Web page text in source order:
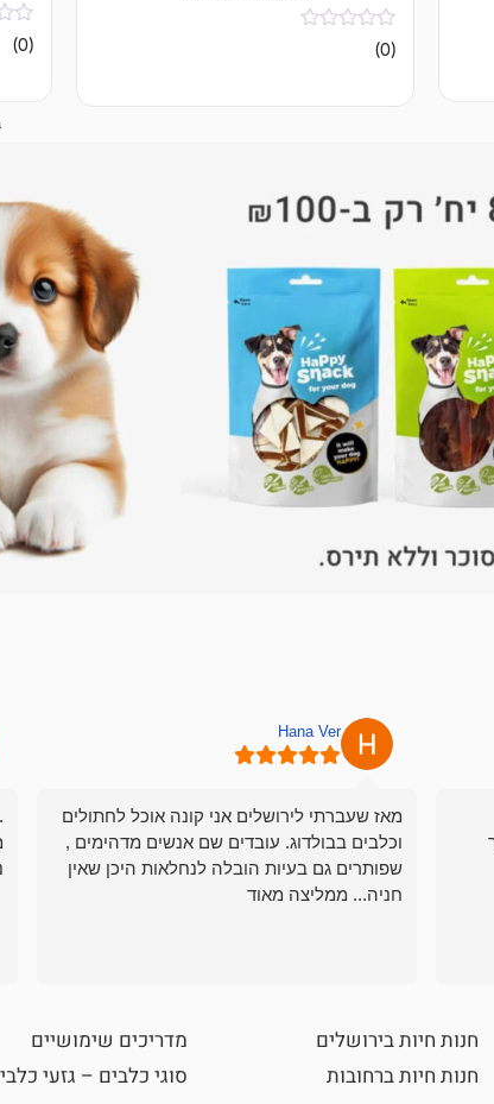
אין
ביקורות
(0)
אין(0)
Hana Ver
מאז שעברתי לירושלים אני קונה אוכל לחתולים
וכלבים בבולדוג. עובדים שם אנשים מדהימים ,
שפותרים גם בעיות הובלה לנחלאות היכן שאין
חניה... ממליצה מאוד
חנות חיות בירושלים
חנות חיות ברחובות
מדריכים שימושיים
סוגי כלבים – גזעי